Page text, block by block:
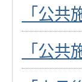
「公
「公